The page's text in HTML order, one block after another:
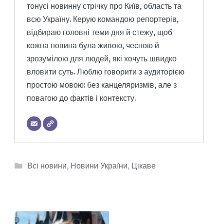
тонусі новинну стрічку про Київ, область та
всю Україну. Керую командою репортерів,
відбираю головні теми дня й стежу, щоб
кожна новина була живою, чесною й
зрозумілою для людей, які хочуть швидко
вловити суть. Люблю говорити з аудиторією
простою мовою: без канцеляризмів, але з
повагою до фактів і контексту.
Категорії
Всі новини, Новини України, Цікаве